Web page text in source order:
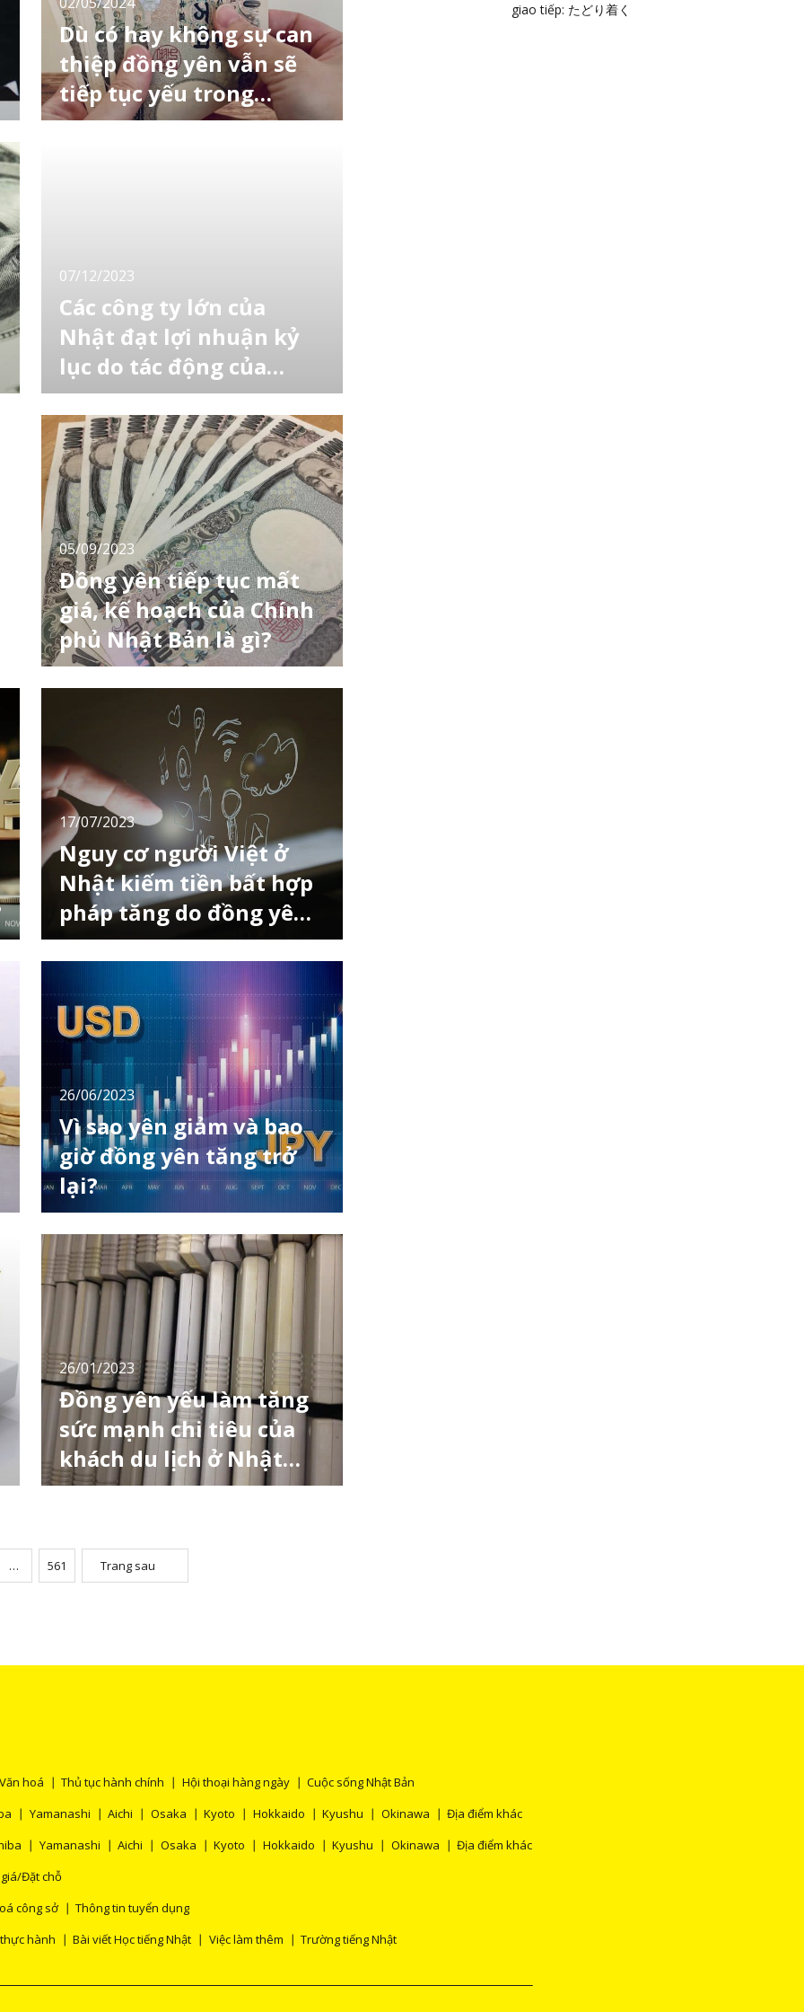
Dù có hay không sự can
thiệp đồng yên vẫn sẽ
tiếp tục yếu trong
tương lai?
Sự tăng giá đột ngột của đồng yên so với
07/12/2023
Các công ty lớn của
Nhật đạt lợi nhuận kỷ
lục do tác động của
đồng yên yếu
Các công ty lớn của Nhật Bản dự kiến ​​sẽ ghi
nửa đầu năm tài chính do các nhà sản xuất
ô tô tăng lợi nhuận nhờ đồng yên yếu. Cùng
với đó, sự phục hồi hoạt động sản xuất kinh
doanh sau đại dịch COVID-19 cũng mang lại
những thuận lợi cho ngành dịch vụ và các
05/09/2023
Đồng yên tiếp tục mất
giá, kế hoạch của Chính
phủ Nhật Bản là gì?
Chính sách tiền tệ của Ngân hàng Trung
kinh tế, đồng yên hiện đang mất giá so với
đồng đô la. Hiện tại, Ngân hàng Nhật Bản có
kế hoạch duy trì các biện pháp nới lỏng tiền tệ
quy mô lớn. Nhưng nếu nguồn cung tiền tiếp
tục tăng, đồng yên chắc chắn sẽ trở nên yế
17/07/2023
Nguy cơ người Việt ở
Nhật kiếm tiền bất hợp
pháp tăng do đồng yên
mất giá
Trong cộng đồng người Việt Nam tại Nhật
trang cộng đồng người Việt trên mạng xã hội
có những bài đăng gạ gẫm lừa đảo và các
hành vi thiếu trung thực khác. Có khá nhiều
người đến Nhật khi chưa hiểu hết về tiếng
Nhật,
26/06/2023
Vì sao yên giảm và bao
giờ đồng yên tăng trở
lại?
Sự suy yếu gần đây của đồng yên có thể
mất khoảng 20% giá trị so với đồng đô la Mỹ.
Thế nhưng triển vọng đồng yên duy trì lâu
hơn ở mức hiện tại đã là một nguyên nhân
đáng báo động cho doanh nghiệp và người
tiêu dùng Nhật Bản. [toc] Nguyên nhân đồng
26/01/2023
Đồng yên yếu làm tăng
sức mạnh chi tiêu của
khách du lịch ở Nhật
Bản
Tại Tokyo, sau khi chính phủ dỡ bỏ các hạn
500.000 người vào tháng 10, gấp khoảng 2,4
lần so với con số của tháng 9. Trong khi đó,
… 561 Trang sau
giao tiếp: たどり着く
Văn hoá Thủ tục hành chính Hội thoại hàng ngày
Cuộc sống Nhật Bản
Yamanashi Aichi Osaka Kyoto Hokkaido Kyushu Okinawa
Địa điểm khác
Yamanashi Aichi Osaka Kyoto Hokkaido Kyushu Okinawa
Địa điểm khác
Đặt chỗ
công sở
Thông tin tuyển dụng
hành Bài viết Học tiếng Nhật Việc làm thêm Trường tiếng Nhật